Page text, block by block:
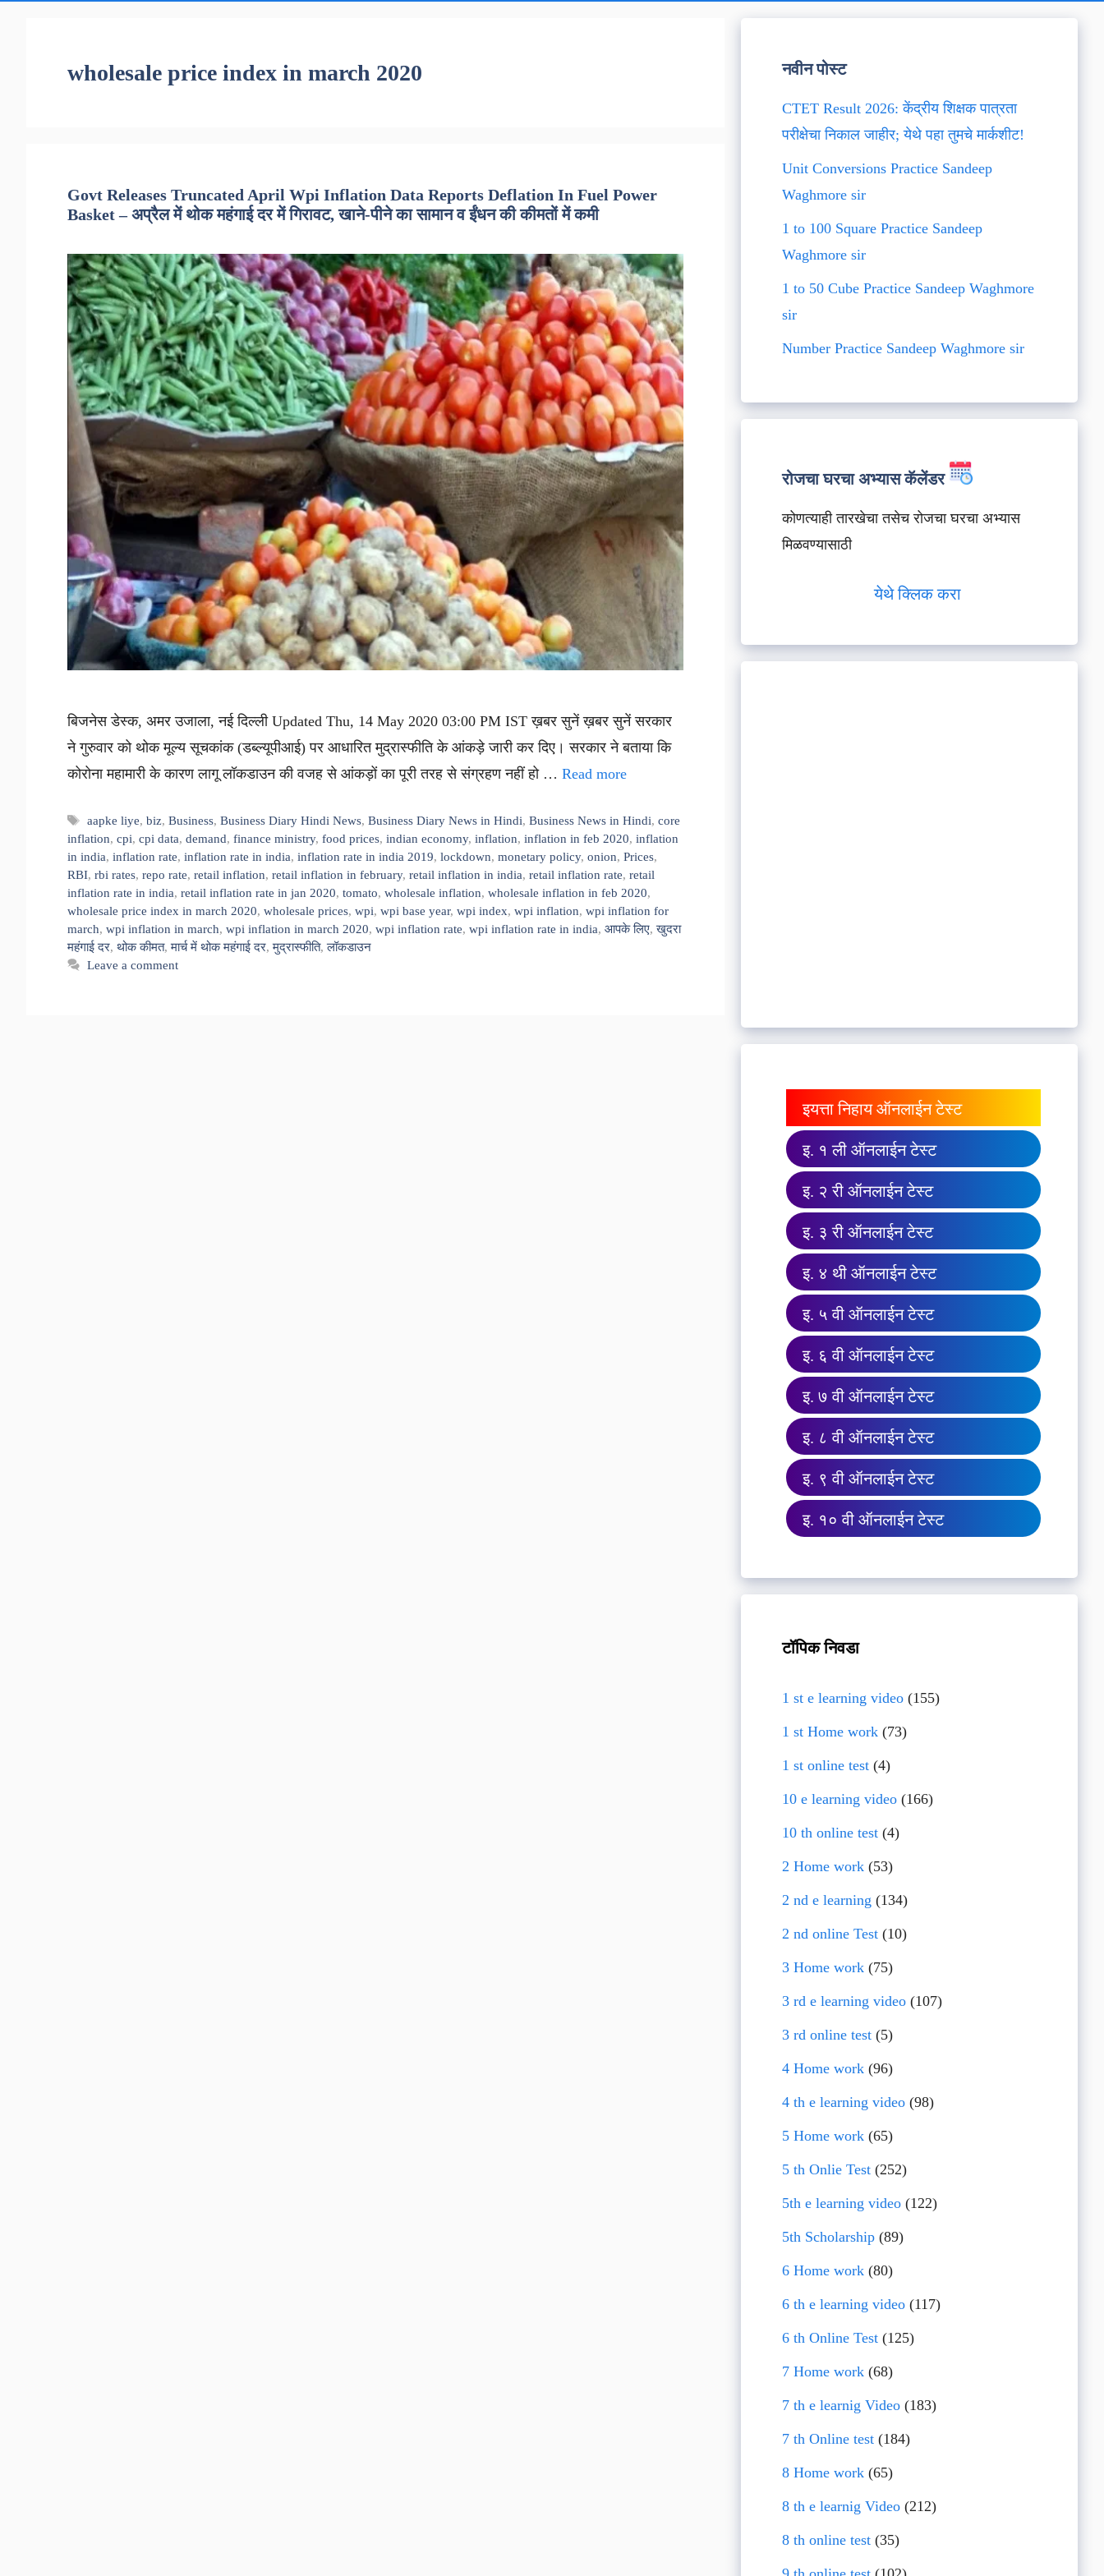
wholesale price index in march 2020
Govt Releases Truncated April Wpi Inflation Data Reports Deflation In Fuel Power
Basket – अप्रैल में थोक महंगाई दर में गिरावट, खाने-पीने का सामान व ईंधन की कीमतों में कमी
बिजनेस डेस्क, अमर उजाला, नई दिल्ली Updated Thu, 14 May 2020 03:00 PM IST ख़बर सुनें ख़बर सुनें सरकार
ने गुरुवार को थोक मूल्य सूचकांक (डब्ल्यूपीआई) पर आधारित मुद्रास्फीति के आंकड़े जारी कर दिए। सरकार ने बताया कि
कोरोना महामारी के कारण लागू लॉकडाउन की वजह से आंकड़ों का पूरी तरह से संग्रहण नहीं हो … Read more
Tags
aapke liye,biz,Business,Business Diary Hindi News,Business Diary News in Hindi,Business News in Hindi,core
inflation, cpi, cpi data, demand, finance ministry, food prices, indian economy, inflation, inflation in feb 2020, inflation
in india, inflation rate, inflation rate in india, inflation rate in india 2019, lockdown, monetary policy, onion, Prices,
RBI, rbi rates, repo rate, retail inflation, retail inflation in february, retail inflation in india, retail inflation rate, retail
inflation rate in india, retail inflation rate in jan 2020, tomato, wholesale inflation, wholesale inflation in feb 2020,
wholesale price index in march 2020, wholesale prices, wpi, wpi base year, wpi index, wpi inflation, wpi inflation for
march, wpi inflation in march, wpi inflation in march 2020, wpi inflation rate, wpi inflation rate in india, आपके लिए,खुदरा
महंगाई दर, थोक कीमत,मार्च में थोक महंगाई दर,मुद्रास्फीति,लॉकडाउन
Leave a comment
नवीन पोस्ट
CTET Result 2026: केंद्रीय शिक्षक पात्रता
परीक्षेचा निकाल जाहीर; येथे पहा तुमचे मार्कशीट!
Unit Conversions Practice Sandeep
Waghmore sir
1 to 100 Square Practice Sandeep
Waghmore sir
1 to 50 Cube Practice Sandeep Waghmore
sir
Number Practice Sandeep Waghmore sir
रोजचा घरचा अभ्यास कॅलेंडर
कोणत्याही तारखेचा तसेच रोजचा घरचा अभ्यास
मिळवण्यासाठी
येथे क्लिक करा
इयत्ता निहाय ऑनलाईन टेस्ट
इ. १ ली ऑनलाईन टेस्ट
इ. २ री ऑनलाईन टेस्ट
इ. ३ री ऑनलाईन टेस्ट
इ. ४ थी ऑनलाईन टेस्ट
इ. ५ वी ऑनलाईन टेस्ट
इ. ६ वी ऑनलाईन टेस्ट
इ. ७ वी ऑनलाईन टेस्ट
इ. ८ वी ऑनलाईन टेस्ट
इ. ९ वी ऑनलाईन टेस्ट
इ. १० वी ऑनलाईन टेस्ट
टॉपिक निवडा
1 st e learning video(155)
1 st Home work(73)
1 st online test(4)
10 e learning video(166)
10 th online test(4)
2 Home work(53)
2 nd e learning (134)
2 nd online Test(10)
3 Home work(75)
3 rd e learning video(107)
3 rd online test(5)
4 Home work(96)
4 th e learning video(98)
5 Home work(65)
5 th Onlie Test(252)
5th e learning video(122)
5th Scholarship(89)
6 Home work(80)
6 th e learning video(117)
6 th Online Test(125)
7 Home work(68)
7 th e learnig Video(183)
7 th Online test(184)
8 Home work(65)
8 th e learnig Video(212)
8 th online test(35)